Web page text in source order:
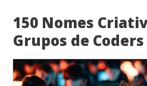
150 Nomes
Grupos de Coders